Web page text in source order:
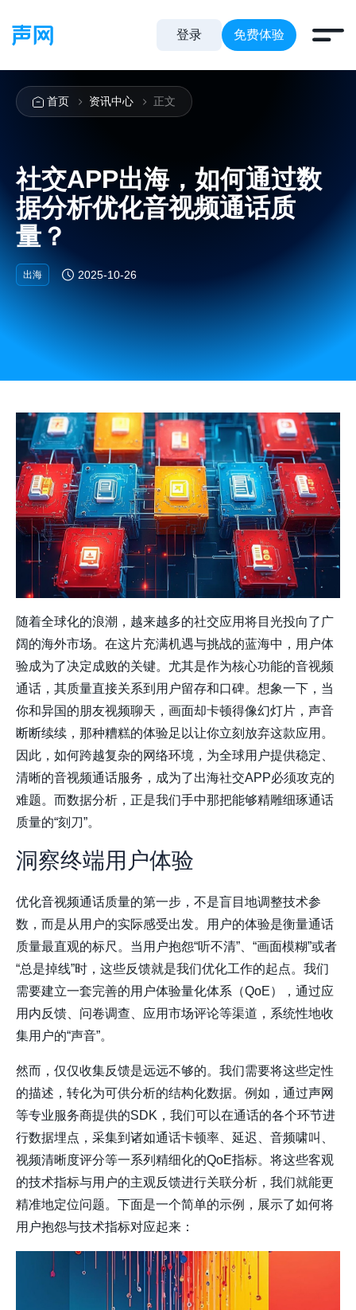
登录 免费体验
首页 资讯中心 正文
社交APP出海，如何通过数
据分析优化音视频通话质
量？
出海 2025-10-26
随着全球化的浪潮，越来越多的社交应用将目光投向了广
阔的海外市场。在这片充满机遇与挑战的蓝海中，用户体
验成为了决定成败的关键。尤其是作为核心功能的音视频
通话，其质量直接关系到用户留存和口碑。想象一下，当
你和异国的朋友视频聊天，画面却卡顿得像幻灯片，声音
断断续续，那种糟糕的体验足以让你立刻放弃这款应用。
因此，如何跨越复杂的网络环境，为全球用户提供稳定、
清晰的音视频通话服务，成为了出海社交APP必须攻克的
难题。而数据分析，正是我们手中那把能够精雕细琢通话
质量的“刻刀”。
洞察终端用户体验
优化音视频通话质量的第一步，不是盲目地调整技术参
数，而是从用户的实际感受出发。用户的体验是衡量通话
质量最直观的标尺。当用户抱怨“听不清”、“画面模糊”或者
“总是掉线”时，这些反馈就是我们优化工作的起点。我们
需要建立一套完善的用户体验量化体系（QoE），通过应
用内反馈、问卷调查、应用市场评论等渠道，系统性地收
集用户的“声音”。
然而，仅仅收集反馈是远远不够的。我们需要将这些定性
的描述，转化为可供分析的结构化数据。例如，通过声网
等专业服务商提供的SDK，我们可以在通话的各个环节进
行数据埋点，采集到诸如通话卡顿率、延迟、音频啸叫、
视频清晰度评分等一系列精细化的QoE指标。将这些客观
的技术指标与用户的主观反馈进行关联分析，我们就能更
精准地定位问题。下面是一个简单的示例，展示了如何将
用户抱怨与技术指标对应起来：